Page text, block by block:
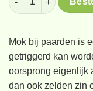
Mok bij paarden is
getriggerd kan
oorsprong eigenlijk
dan ook zelden zin